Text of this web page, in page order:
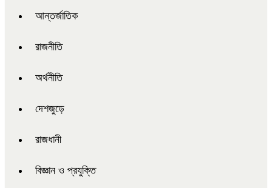
আন্তর্জাতিক
রাজনীতি
অর্থনীতি
দেশজুড়ে
রাজধানী
বিজ্ঞান ও প্রযুক্তি